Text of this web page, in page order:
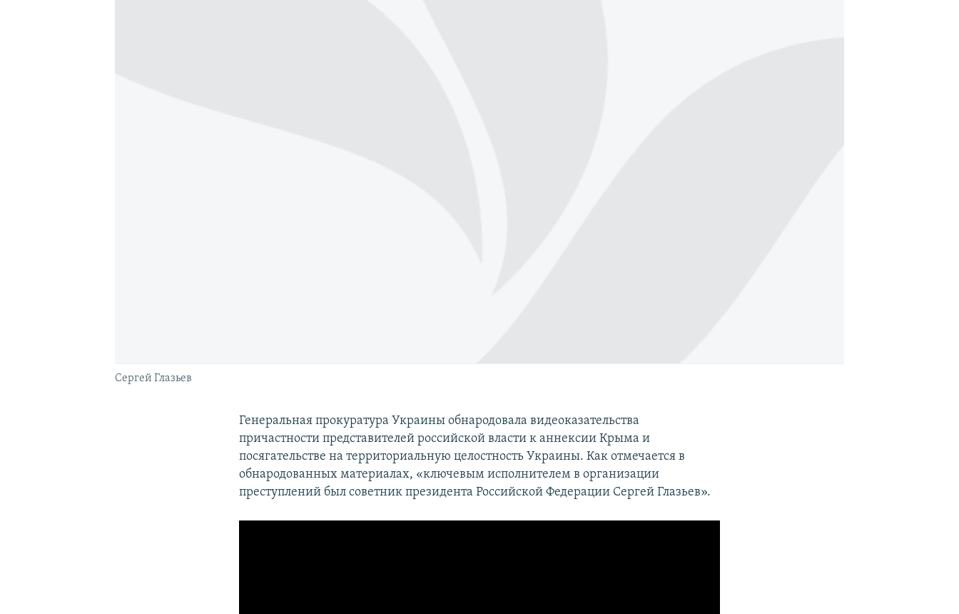
Сергей Глазьев
Генеральная прокуратура Украины обнародовала видеоказательства
причастности представителей российской власти к аннексии Крыма и
посягательстве на территориальную целостность Украины. Как отмечается в
обнародованных материалах, «ключевым исполнителем в организации
преступлений был советник президента Российской Федерации Сергей Глазьев».